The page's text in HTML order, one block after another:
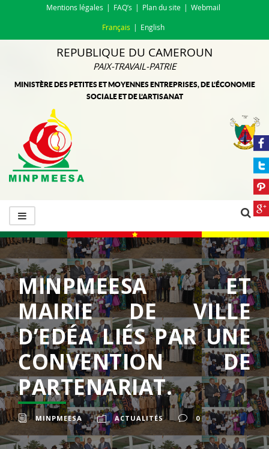
Mentions légales FAQ’s Plan du site Webmail
Français English
REPUBLIQUE DU CAMEROUN
PAIX-TRAVAIL-PATRIE
MINISTÈRE DES PETITES ET MOYENNES ENTREPRISES, DE L’ÉCONOMIE
SOCIALE ET DE L’ARTISANAT
MINPMEESA ET
MAIRIE DE VILLE
D’EDÉA LIÉS PAR UNE
CONVENTION DE
PARTENARIAT.
MINPMEESA ACTUALITÉS 0